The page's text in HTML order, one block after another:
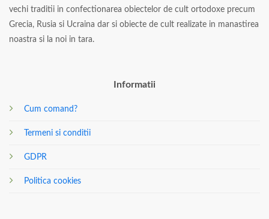
vechi traditii in confectionarea obiectelor de cult ortodoxe precum
Grecia, Rusia si Ucraina dar si obiecte de cult realizate in manastirea
noastra si la noi in tara.
Informatii
Cum comand?
Termeni si conditii
GDPR
Politica cookies